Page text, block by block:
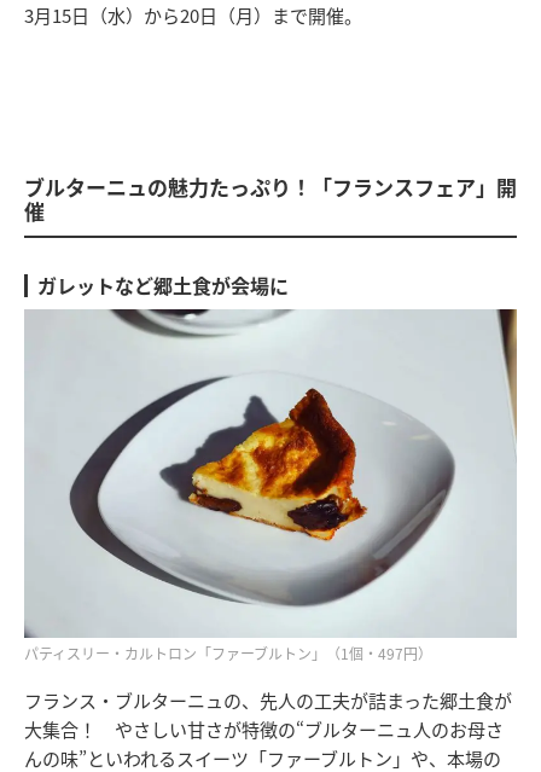
3月15日（水）から20日（月）まで開催。
ブルターニュの魅力たっぷり！「フランスフェア」開
催
ガレットなど郷土食が会場に
パティスリー・カルトロン「ファーブルトン」（1個・497円）
フランス・ブルターニュの、先人の工夫が詰まった郷土食が
大集合！ やさしい甘さが特徴の“ブルターニュ人のお母さ
んの味”といわれるスイーツ「ファーブルトン」や、本場の